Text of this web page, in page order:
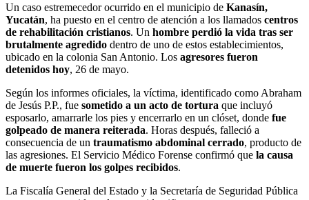
Un caso estremecedor ocurrido en el municipio de Kanasín,
Yucatán, ha puesto en el centro de atención a los llamados centros
de rehabilitación cristianos. Un hombre perdió la vida tras ser
brutalmente agredido dentro de uno de estos establecimientos,
ubicado en la colonia San Antonio. Los agresores fueron
detenidos hoy, 26 de mayo.
Según los informes oficiales, la víctima, identificado como Abraham
de Jesús P.P., fue sometido a un acto de tortura que incluyó
esposarlo, amarrarle los pies y encerrarlo en un clóset, donde fue
golpeado de manera reiterada. Horas después, falleció a
consecuencia de un traumatismo abdominal cerrado, producto de
las agresiones. El Servicio Médico Forense confirmó que la causa
de muerte fueron los golpes recibidos.
La Fiscalía General del Estado y la Secretaría de Seguridad Pública